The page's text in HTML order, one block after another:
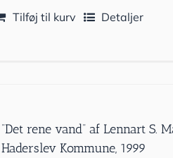
Tilføj til kurv Detaljer
”Det rene vand” af Lennart S.
Haderslev Kommune, 1999